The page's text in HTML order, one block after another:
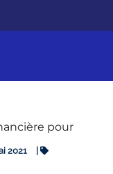
pour
2021